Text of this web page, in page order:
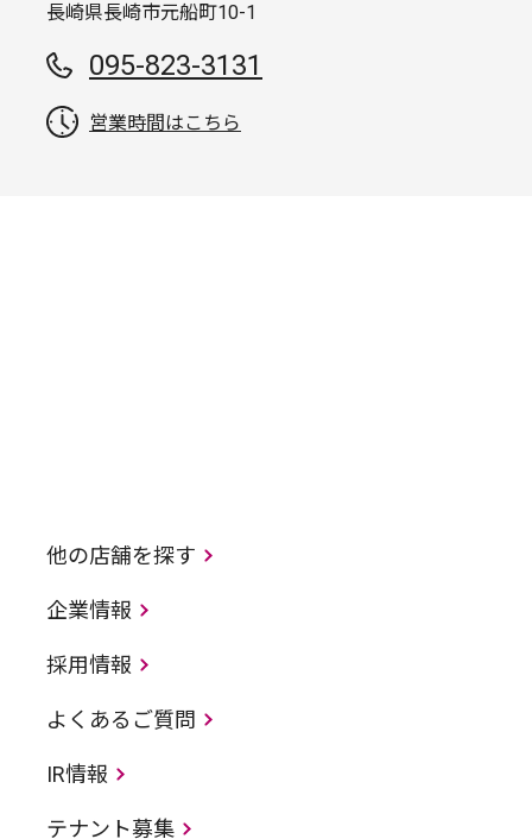
長崎県長崎市元船町10-1
095-823-3131
営業時間はこちら
他の店舗を探す
企業情報
採用情報
よくあるご質問
IR情報
テナント募集